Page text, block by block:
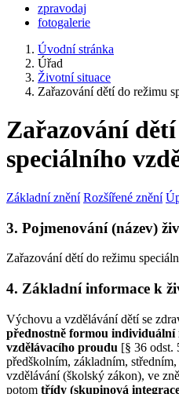
zpravodaj
fotogalerie
Úvodní stránka
Úřad
Životní situace
Zařazování dětí do režimu
Zařazování
speciálního
Základní znění Rozšířené znění
3. Pojmenování (název)
Zařazování dětí do režimu
4. Základní informace k
Výchovu a vzdělávání dětí se
přednostně formou individuální
vzdělávacího proudu [§ 36 odst.
předškolním, základním,
vzdělávání (školský zákon), ve
potom třídy (skupinová